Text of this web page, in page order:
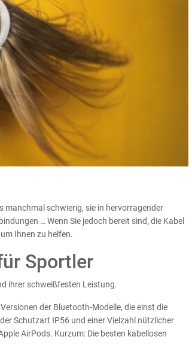
manchmal schwierig, sie in hervorragender
… Wenn Sie jedoch bereit sind, die Kabel
Ihnen zu helfen.
Sportler
ihrer schweißfesten Leistung.
der Bluetooth-Modelle, die einst die
Schutzart IP56 und einer Vielzahl nützlicher
AirPods. Kurzum: Die besten kabellosen